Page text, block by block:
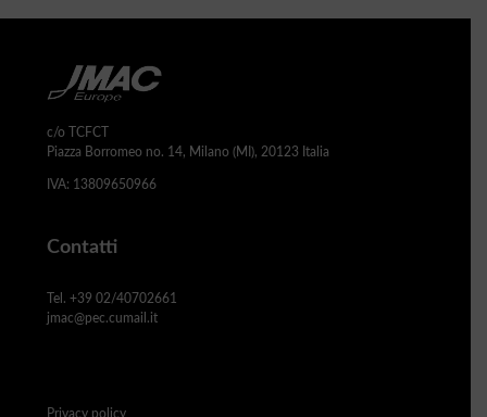
c/o TCFCT
Piazza Borromeo no. 14, Milano (MI), 20123 Italia
IVA: 13809650966
Contatti
Tel. +39 02/40702661
jmac@pec.cumail.it
Privacy policy